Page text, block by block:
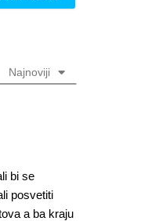
Najnoviji
bi se
posvetiti
a ba kraju